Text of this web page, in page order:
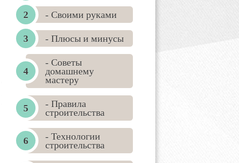
- Своими руками
- Плюсы и минусы
- Советы
домашнему
мастеру
- Правила
строительства
- Технологии
строительства